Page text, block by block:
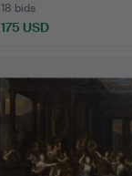
18 bids
175 USD